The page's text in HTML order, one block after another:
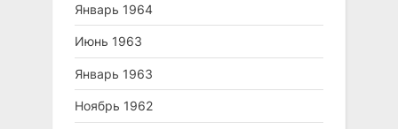
Январь 1964
Июнь 1963
Январь 1963
Ноябрь 1962